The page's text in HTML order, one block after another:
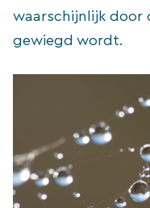
waarschijnlijk door
gewiegd wordt.